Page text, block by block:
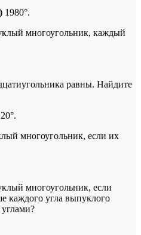
) 1980°.
многоугольник, каждый
равны. Найдите
многоугольник, если их
многоугольник, если
каждого угла выпуклого